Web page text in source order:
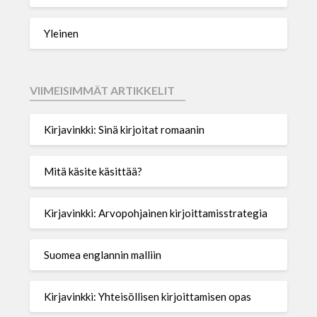
Yleinen
VIIMEISIMMÄT ARTIKKELIT
Kirjavinkki: Sinä kirjoitat romaanin
Mitä käsite käsittää?
Kirjavinkki: Arvopohjainen kirjoittamisstrategia
Suomea englannin malliin
Kirjavinkki: Yhteisöllisen kirjoittamisen opas